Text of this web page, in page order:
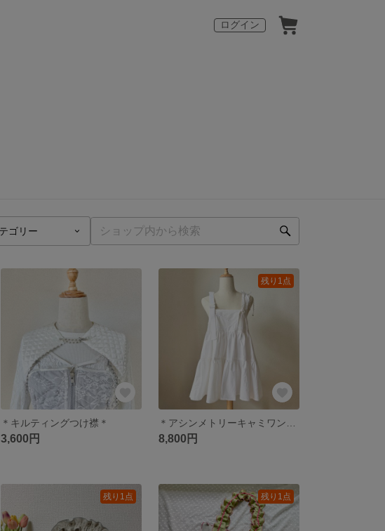
ログイン
＊キルティングつけ襟＊
3,600円
残り1点
8,800円
残り1点 残り1点